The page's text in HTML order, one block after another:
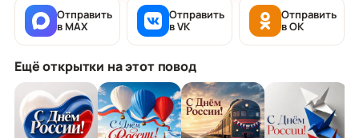
Отправить
в MAX
Отправить
в VK
Отправить
в OK
Ещё открытки на этот повод